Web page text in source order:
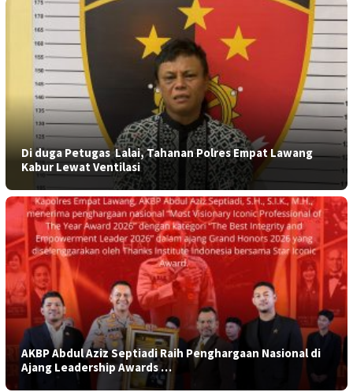
​Di duga Petugas Lalai, Tahanan Polres Empat Lawang
Kabur Lewat Ventilasi
AKBP Abdul Aziz Septiadi Raih Penghargaan Nasional di
Ajang Leadership Awards …